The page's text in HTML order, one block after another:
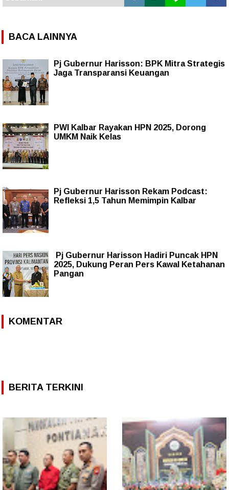
BACA LAINNYA
Pj Gubernur Harisson: BPK Mitra Strategis
Jaga Transparansi Keuangan
PWI Kalbar Rayakan HPN 2025, Dorong
UMKM Naik Kelas
Pj Gubernur Harisson Rekam Podcast:
Refleksi 1,5 Tahun Memimpin Kalbar
Pj Gubernur Harisson Hadiri Puncak HPN
2025, Dukung Peran Pers Kawal Ketahanan
Pangan
KOMENTAR
BERITA TERKINI